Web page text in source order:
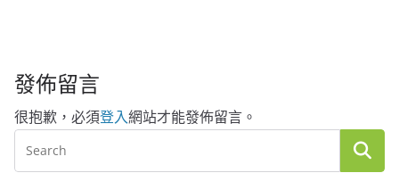
發佈留言
很抱歉，必須登入網站才能發佈留言。